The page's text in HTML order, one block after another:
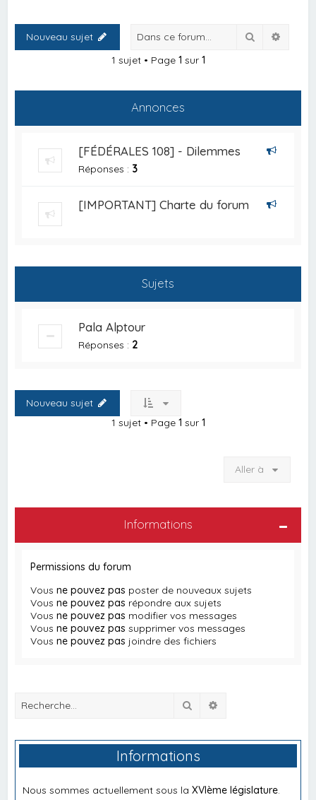
Nouveau sujet Rechercher
1 sujet • Page 1 sur 1
Annonces
[FÉDÉRALES 108] - Dilemmes
Réponses : 3
[IMPORTANT] Charte du forum
Sujets
Pala Alptour
Réponses : 2
Nouveau sujet
1 sujet • Page 1 sur 1
Aller à
Informations
Permissions du forum
Vousne pouvez pas poster de nouveaux sujets
Vousne pouvez pas répondre aux sujets
Vousne pouvez pas modifier vos messages
Vousne pouvez pas supprimer vos messages
Vousne pouvez pas joindre des fichiers
Rechercher
Informations
Nous sommes actuellement sous laXVIème législature